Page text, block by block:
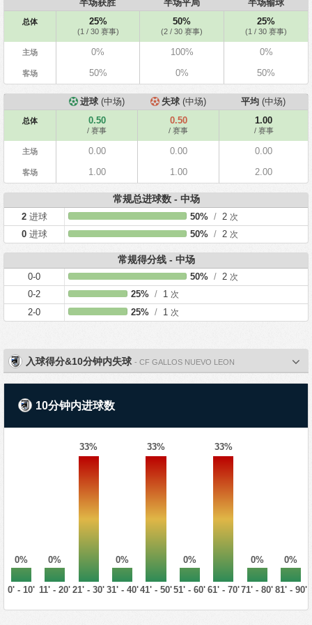
半场获胜 半场平局 半场输球
总体 25%
(1 / 30 赛事)
50%
(2 / 30 赛事)
25%
(1 / 30 赛事)
主场 0% 100% 0%
客场 50% 0% 50%
进球(中场) 失球(中场) 平均 (中场)
总体 0.50
/ 赛事
0.50
/ 赛事
1.00
/ 赛事
主场 0.00 0.00 0.00
客场 1.00 1.00 2.00
常规总进球数 - 中场
2 进球 50% /2 次
0 进球 50% /2 次
常规得分线 - 中场
0-0 50% /2 次
0-2 25% / 1 次
2-0 25% / 1 次
入球得分&10分钟内失球- CF GALLOS NUEVO LEON
10分钟内进球数
0% 0%
33%
0%
33%
0%
33%
0% 0%
0' - 10' 11' - 20' 21' - 30' 31' - 40'41' - 50'51' - 60' 61' - 70'71' - 80' 81' - 90'